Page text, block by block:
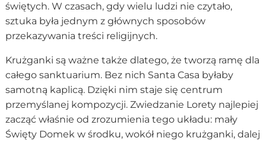
świętych. W czasach, gdy wielu ludzi nie czytało,
sztuka była jednym z głównych sposobów
przekazywania treści religijnych.
Krużganki są ważne także dlatego, że tworzą ramę dla
całego sanktuarium. Bez nich Santa Casa byłaby
samotną kaplicą. Dzięki nim staje się centrum
przemyślanej kompozycji. Zwiedzanie Lorety najlepiej
zacząć właśnie od zrozumienia tego układu: mały
Święty Domek w środku, wokół niego krużganki, dalej